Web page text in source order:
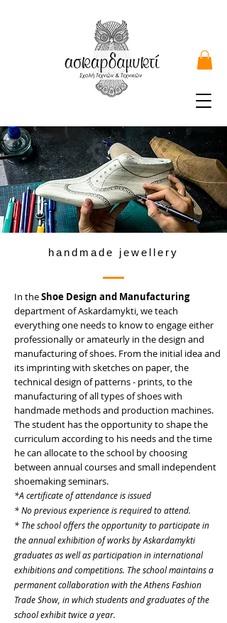
handmade jewellery
In theShoe Design and Manufacturing
department of Askardamykti, we teach
everything one needs to know to engage either
professionally or amateurly in the design and
manufacturing of shoes. From the initial idea and
its imprinting with sketches on paper, the
technical design of patterns - prints, to the
manufacturing of all types of shoes with
handmade methods and production machines.
The student has the opportunity to shape the
curriculum according to his needs and the time
he can allocate to the school by choosing
between annual courses and small independent
shoemaking seminars.
*A certificate of attendance is issued
* No previous experience is required to attend.
* The school offers the opportunity to participate in
the annual exhibition of works by Askardamykti
graduates as well as participation in international
exhibitions and competitions. The school maintains a
permanent collaboration with the Athens Fashion
Trade Show, in which students and graduates of the
school exhibit twice a year.